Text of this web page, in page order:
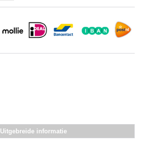
Uitgebreide informatie